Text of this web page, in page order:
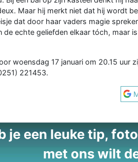
Maar hij merkt niet dat hij wordt
dat door haar vaders magie
de echte geliefden elkaar tóch, maar
woensdag 17 januari om 20.15 uur
221453.
je een leuke tip,
met ons wilt